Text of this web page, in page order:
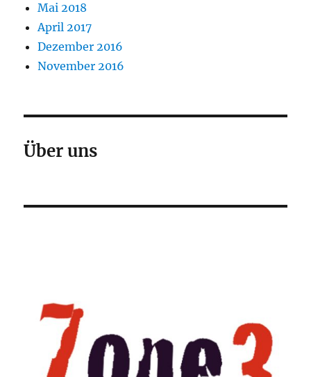
Mai 2018
April 2017
Dezember 2016
November 2016
Über uns